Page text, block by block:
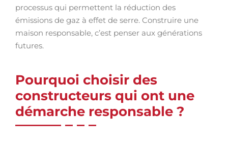
processus qui permettent la réduction des
émissions de gaz à effet de serre. Construire une
maison responsable, c’est penser aux générations
futures.
Pourquoi choisir des
constructeurs qui ont une
démarche responsable ?